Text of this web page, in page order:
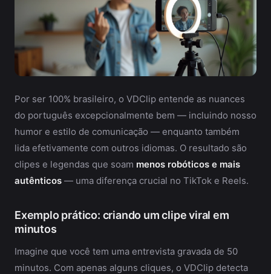
Por ser 100% brasileiro, o VDClip entende as nuances
do português excepcionalmente bem — incluindo nosso
humor e estilo de comunicação — enquanto também
lida efetivamente com outros idiomas. O resultado são
clipes e legendas que soam menos robóticos e mais
autênticos — uma diferença crucial no TikTok e Reels.
Exemplo prático: criando um clipe viral em
minutos
Imagine que você tem uma entrevista gravada de 50
minutos. Com apenas alguns cliques, o VDClip detecta